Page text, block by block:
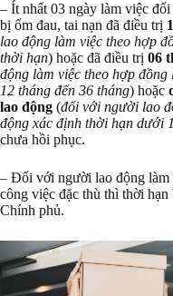
– Ít nhất 03 ngày làm việc
bị ốm đau, tai nạn đã điều trị
lao động làm việc theo hợp
thời hạn) hoặc đã điều trị 06
động làm việc theo hợp
12 tháng đến 36 tháng) hoặc
lao động (đối với người lao
động xác định thời hạn dưới
chưa hồi phục.
– Đối với người lao động làm
công việc đặc thù thì thời
Chính phủ.